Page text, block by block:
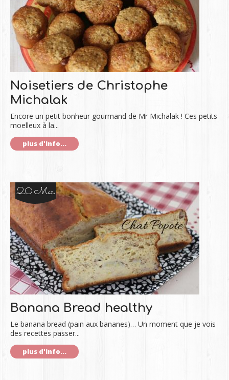
Noisetiers de Christophe
Michalak
Encore un petit bonheur gourmand de Mr Michalak ! Ces petits
moelleux à la...
plus d'info...
20 Mar
Banana Bread healthy
Le banana bread (pain aux bananes)… Un moment que je vois
des recettes passer...
plus d'info...